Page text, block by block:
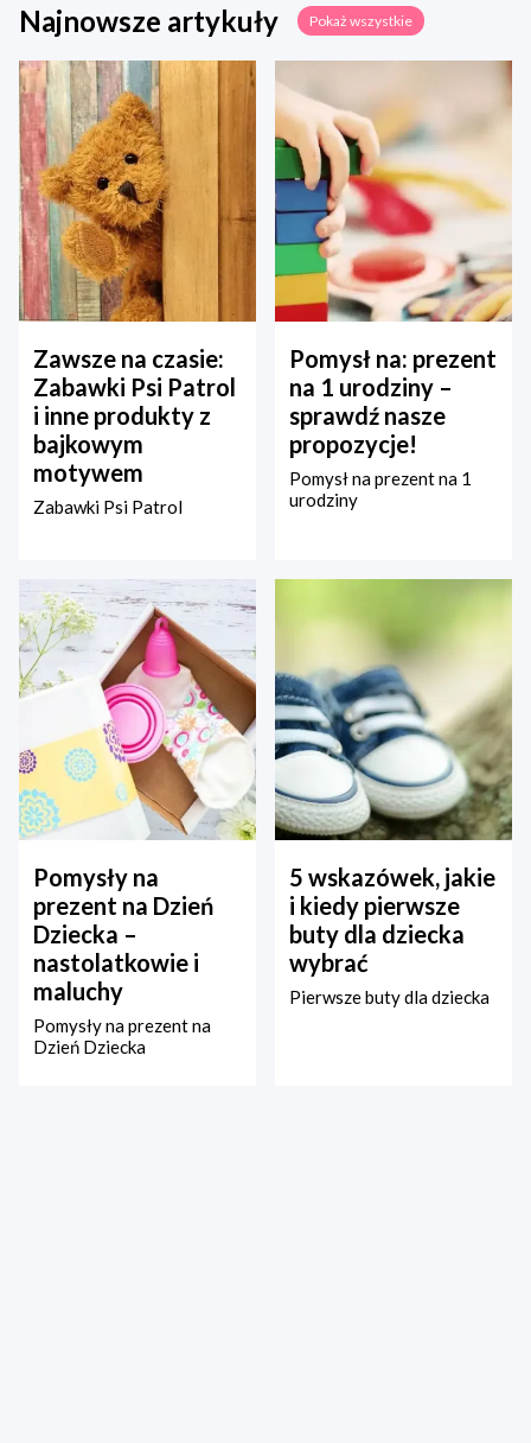
Najnowsze artykuły Pokaż wszystkie
Zawsze na czasie:
Zabawki Psi Patrol
i inne produkty z
bajkowym
motywem
Zabawki Psi Patrol
Pomysł na: prezent
na 1 urodziny –
sprawdź nasze
propozycje!
Pomysł na prezent na 1
urodziny
Pomysły na
prezent na Dzień
Dziecka –
nastolatkowie i
maluchy
Pomysły na prezent na
Dzień Dziecka
5 wskazówek, jakie
i kiedy pierwsze
buty dla dziecka
wybrać
Pierwsze buty dla dziecka